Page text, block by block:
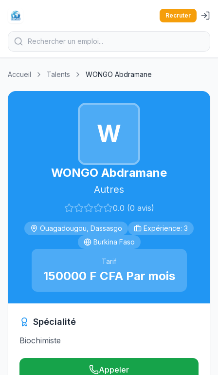
Recruter
Accueil Talents WONGO Abdramane
W
WONGO Abdramane
Autres
0.0 (0 avis)
Ouagadougou, Dassasgo
Expérience: 3
Burkina Faso
Tarif
150000 F CFA Par mois
Spécialité
Biochimiste
Appeler